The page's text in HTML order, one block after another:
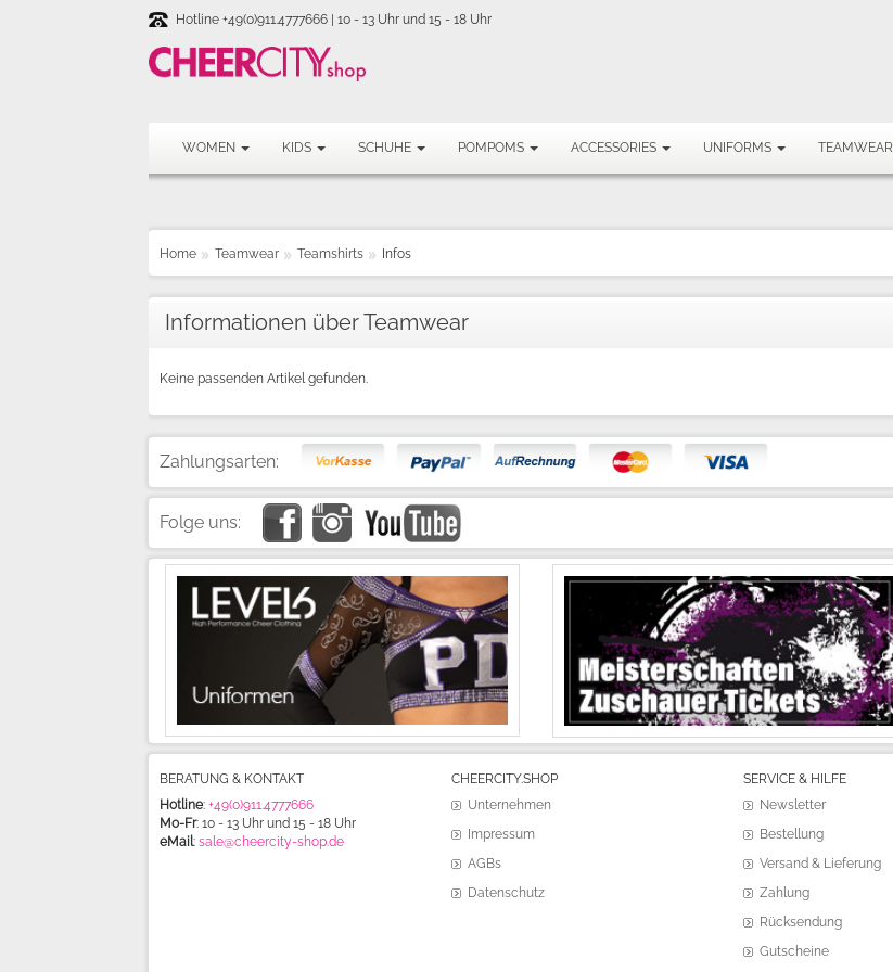
Hotline +49(0)911.4777666 | 10 - 13 Uhr und 15 - 18 Uhr
WOMEN KIDS SCHUHE POMPOMS ACCESSORIES UNIFORMS TEAMWEAR
Home Teamwear Teamshirts Infos
Informationen über Teamwear
Keine passenden Artikel gefunden.
Zahlungsarten:
Folge uns:
BERATUNG & KONTAKT
Hotline: +49(0)911.4777666
Mo-Fr: 10 - 13 Uhr und 15 - 18 Uhr
eMail: sale@cheercity-shop.de
CHEERCITY.SHOP
Unternehmen
Impressum
AGBs
Datenschutz
SERVICE & HILFE
Newsletter
Bestellung
Versand & Lieferung
Zahlung
Rücksendung
Gutscheine